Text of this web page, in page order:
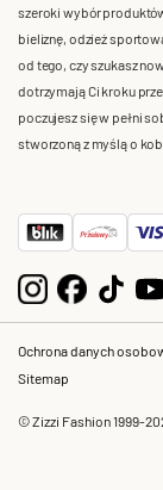
szeroki wybór
bieliznę, odzież
od tego, czy szukasz
dotrzymają Ci kroku
poczujesz się w pełni
stworzoną z myślą o
Ochrona danych
Sitemap
© Zizzi Fashion 1999-